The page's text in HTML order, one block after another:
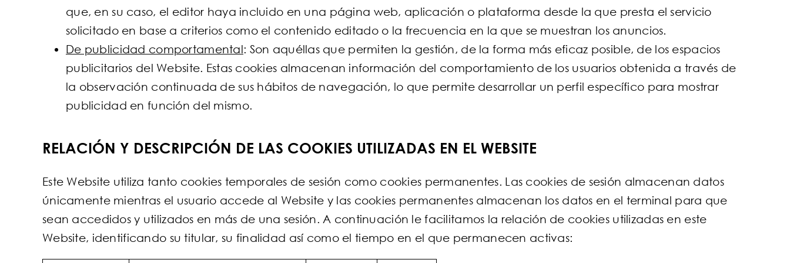
que, en su caso, el editor haya incluido en una página web, aplicación o plataforma desde la que presta el servicio
solicitado en base a criterios como el contenido editado o la frecuencia en la que se muestran los anuncios.
De publicidad comportamental: Son aquéllas que permiten la gestión, de la forma más eficaz posible, de los espacios
publicitarios del Website. Estas cookies almacenan información del comportamiento de los usuarios obtenida a través de
la observación continuada de sus hábitos de navegación, lo que permite desarrollar un perfil específico para mostrar
publicidad en función del mismo.
RELACIÓN Y DESCRIPCIÓN DE LAS COOKIES UTILIZADAS EN EL WEBSITE
Este Website utiliza tanto cookies temporales de sesión como cookies permanentes. Las cookies de sesión almacenan datos
únicamente mientras el usuario accede al Website y las cookies permanentes almacenan los datos en el terminal para que
sean accedidos y utilizados en más de una sesión. A continuación le facilitamos la relación de cookies utilizadas en este
Website, identificando su titular, su finalidad así como el tiempo en el que permanecen activas: